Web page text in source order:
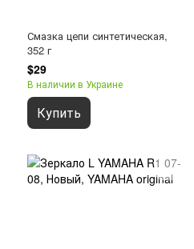
Смазка цепи синтетическая,
352 г
$29
В наличии в Украине
Купить